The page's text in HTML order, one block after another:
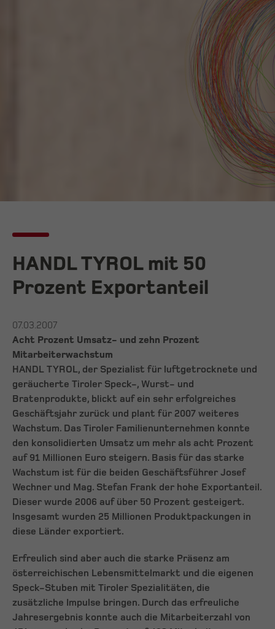
HANDL TYROL mit 50
Prozent Exportanteil
07.03.2007
Acht Prozent Umsatz- und zehn Prozent
Mitarbeiterwachstum
HANDL TYROL, der Spezialist für luftgetrocknete und
geräucherte Tiroler Speck-, Wurst- und
Bratenprodukte, blickt auf ein sehr erfolgreiches
Geschäftsjahr zurück und plant für 2007 weiteres
Wachstum. Das Tiroler Familienunternehmen konnte
den konsolidierten Umsatz um mehr als acht Prozent
auf 91 Millionen Euro steigern. Basis für das starke
Wachstum ist für die beiden Geschäftsführer Josef
Wechner und Mag. Stefan Frank der hohe Exportanteil.
Dieser wurde 2006 auf über 50 Prozent gesteigert.
Insgesamt wurden 25 Millionen Produktpackungen in
diese Länder exportiert.
Erfreulich sind aber auch die starke Präsenz am
österreichischen Lebensmittelmarkt und die eigenen
Speck-Stuben mit Tiroler Spezialitäten, die
zusätzliche Impulse bringen. Durch das erfreuliche
Jahresergebnis konnte auch die Mitarbeiterzahl von